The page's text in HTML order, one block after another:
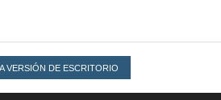
VERSIÓN DE ESCRITORIO